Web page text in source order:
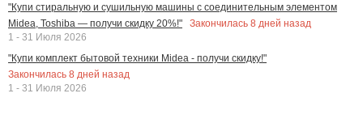
"Купи стиральную и сушильную машины с соединительным элементом
Midea, Toshiba — получи скидку 20%!"
Закончилась 8 дней назад
1 - 31 Июля 2026
"Купи комплект бытовой техники Midea - получи скидку!"
Закончилась 8 дней назад
1 - 31 Июля 2026